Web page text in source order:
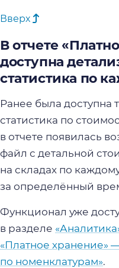
Вверх
В отчете
доступна
статистика по
Ранее была доступна
статистика по
в отчете появилась
файл с детальной
на складах по
за определённый
Функционал уже
в разделе
«Платное хранение»
по номенклатурам».